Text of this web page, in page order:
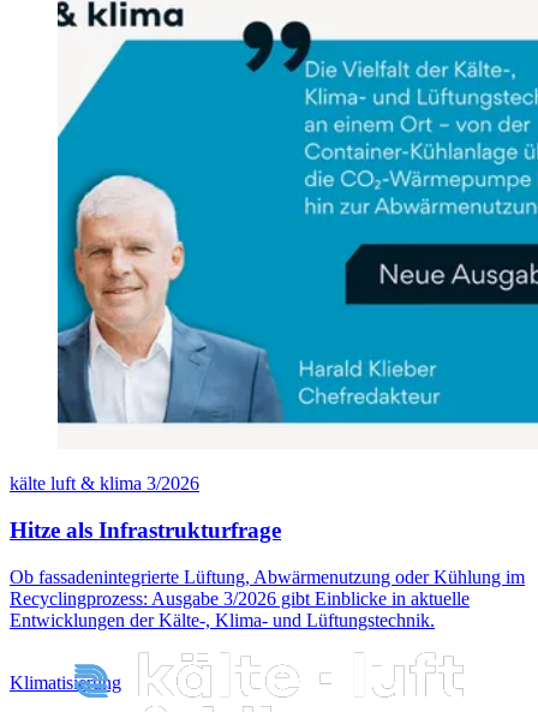
kälte luft & klima 3/2026
Hitze als Infrastrukturfrage
Ob fassadenintegrierte Lüftung, Abwärmenutzung oder Kühlung im
Recyclingprozess: Ausgabe 3/2026 gibt Einblicke in aktuelle
Entwicklungen der Kälte-, Klima- und Lüftungstechnik.
Klimatisierung